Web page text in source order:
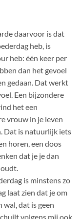
daarvoor is dat
heb, is
heb: één keer per
dan het gevoel
gedaan. Dat werkt
Een bijzondere
het een
vrouw in je leven
Dat is natuurlijk iets
horen, een doos
dat je je dan
is minstens zo
laat zien dat je om
wal, dat is geen
volgens mij ook